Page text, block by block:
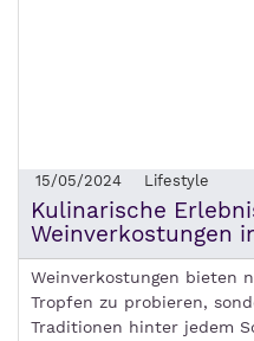
15/05/2024 Lifestyle
Kulinarische
Weinverkostungen
Weinverkostungen bieten
Tropfen zu probieren,
Traditionen hinter jedem